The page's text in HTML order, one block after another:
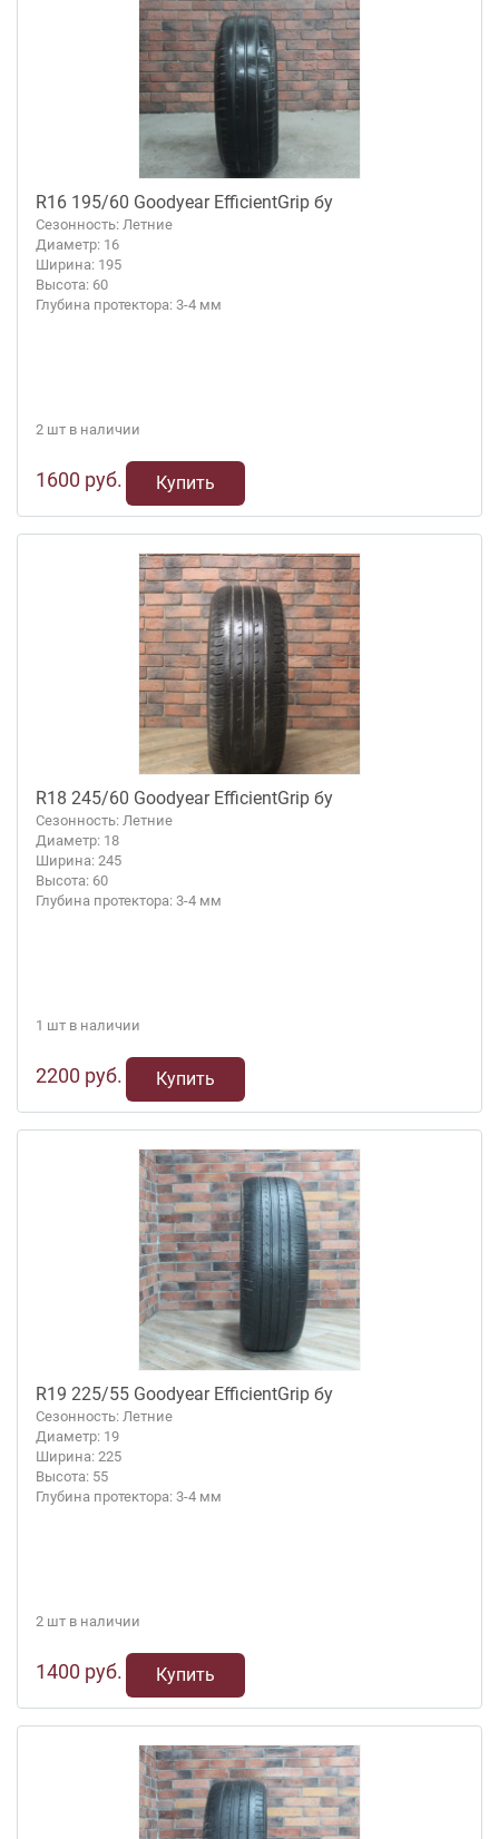
R16 195/60 Goodyear EfficientGrip бу
Сезонность: Летние
Диаметр: 16
Ширина: 195
Высота: 60
Глубина протектора: 3-4 мм
2 шт в наличии
1600 руб. Купить
R18 245/60 Goodyear EfficientGrip бу
Сезонность: Летние
Диаметр: 18
Ширина: 245
Высота: 60
Глубина протектора: 3-4 мм
1 шт в наличии
2200 руб. Купить
R19 225/55 Goodyear EfficientGrip бу
Сезонность: Летние
Диаметр: 19
Ширина: 225
Высота: 55
Глубина протектора: 3-4 мм
2 шт в наличии
1400 руб. Купить